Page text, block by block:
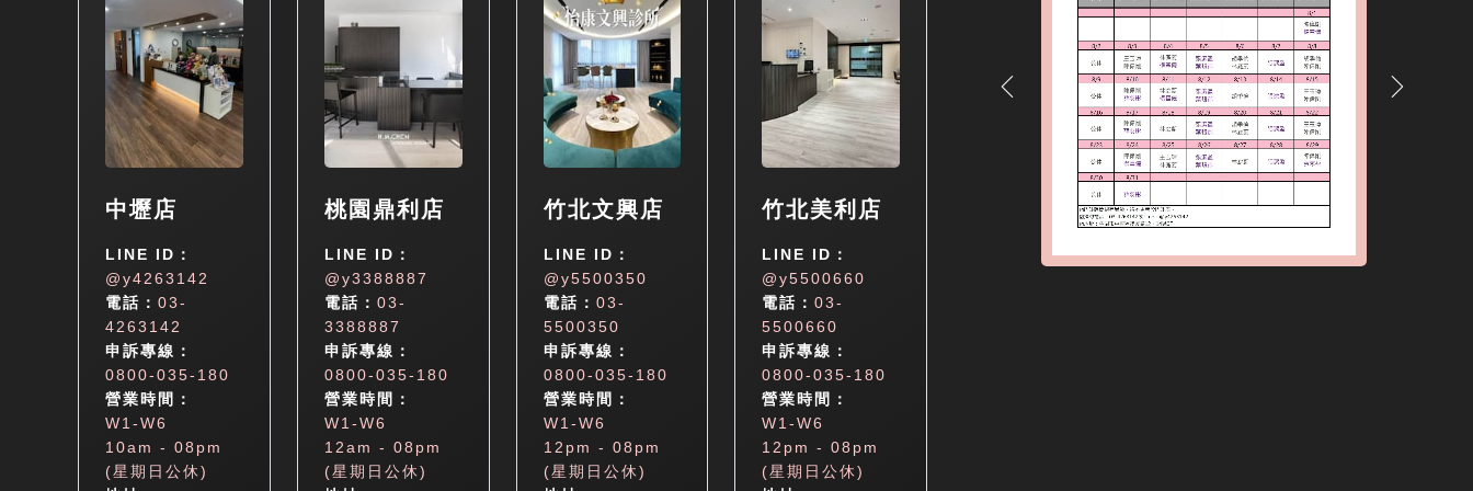
中壢店
LINE ID：
@y4263142
電話： 03-
4263142
申訴專線：
0800-035-180
營業時間：
W1-W6
10am - 08pm
(星期日公休)
桃園鼎利店
LINE ID：
@y3388887
電話： 03-
3388887
申訴專線：
0800-035-180
營業時間：
W1-W6
12am - 08pm
(星期日公休)
竹北文興店
LINE ID：
@y5500350
電話： 03-
5500350
申訴專線：
0800-035-180
營業時間：
W1-W6
12pm - 08pm
(星期日公休)
竹北美利店
LINE ID：
@y5500660
電話：03-
5500660
申訴專線：
0800-035-180
營業時間：
W1-W6
12pm - 08pm
(星期日公休)